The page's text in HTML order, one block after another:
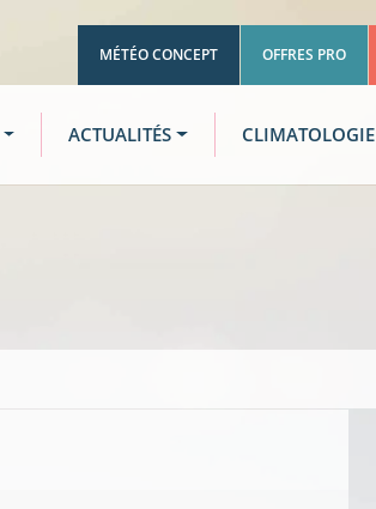
MÉTÉO CONCEPT OFFRES PRO
ACTUALITÉS CLIMATOLOGIE